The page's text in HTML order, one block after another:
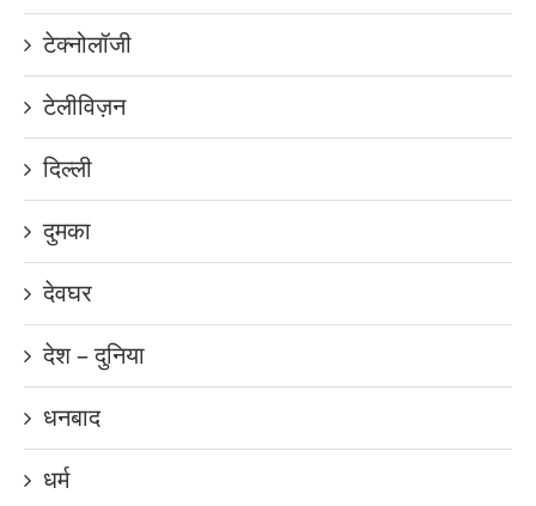
टेक्नोलॉजी
टेलीविज़न
दिल्ली
दुमका
देवघर
देश – दुनिया
धनबाद
धर्म